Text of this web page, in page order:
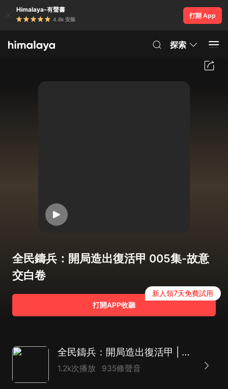
Himalaya-有聲書
4.8k 安裝
打開 App
探索
全民鑄兵：開局造出復活甲 005集-故意
交白卷
打開APP收聽
新人領7天免費試用
全民鑄兵：開局造出復活甲 | 玄幻 | 高武 | 開掛|多人有聲劇
1.2k次播放 935條聲音